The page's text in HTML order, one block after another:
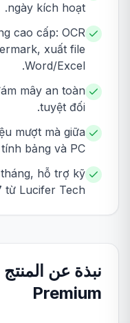
ngày kích hoạt.
cao cấp: OCR
xuất file
Word/Excel.
mây an toàn
tuyệt đối.
mượt mà giữa
bảng và PC.
hỗ trợ kỹ
Lucifer Tech.
نبذة عن المنتج
Premium